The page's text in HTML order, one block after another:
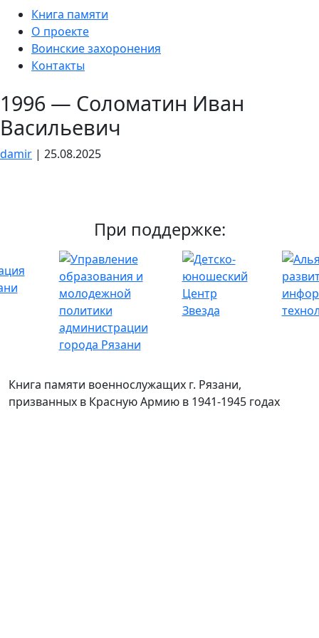
content
Книга памяти
О проекте
Воинские захоронения
Контакты
1996 — Соломатин Иван
Васильевич
damir | 25.08.2025
При поддержке:
Книга памяти военнослужащих г. Рязани,
призванных в Красную Армию в 1941-1945 годах